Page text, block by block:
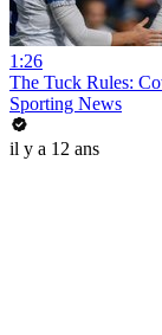
1:26
The Tuck Rules:
Sporting News
il y a 12 ans